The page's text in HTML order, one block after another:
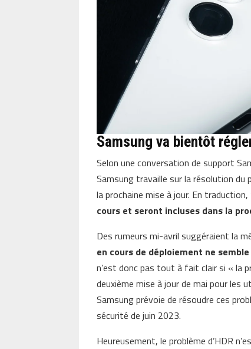
Samsung va bientôt
Selon une conversation de support
Samsung travaille sur la résolution du
la prochaine mise à jour. En traduction,
cours et seront incluses dans la
Des rumeurs mi-avril suggéraient la
en cours de déploiement ne
n’est donc pas tout à fait clair si « la
deuxième mise à jour de mai pour les
Samsung prévoie de résoudre ces
sécurité de juin 2023.
Heureusement, le problème d’HDR